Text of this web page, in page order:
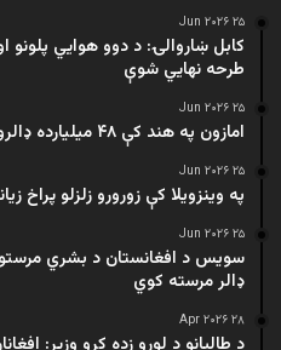
۲۵ Jun ۲۰۲۶
کابل ښاروالۍ: د دوو هوايي پلونو
طرحه نهایي شوې
۲۵ Jun ۲۰۲۶
امازون په هند کې ۴۸ میلیارده ډالرو پانګونه کوي
۲۵ Jun ۲۰۲۶
په وینزویلا کې زورورو زلزلو پراخ
۲۵ Jun ۲۰۲۶
سویس د افغانستان د بشري
ډالر مرسته کوي
۲۸ Apr ۲۰۲۶